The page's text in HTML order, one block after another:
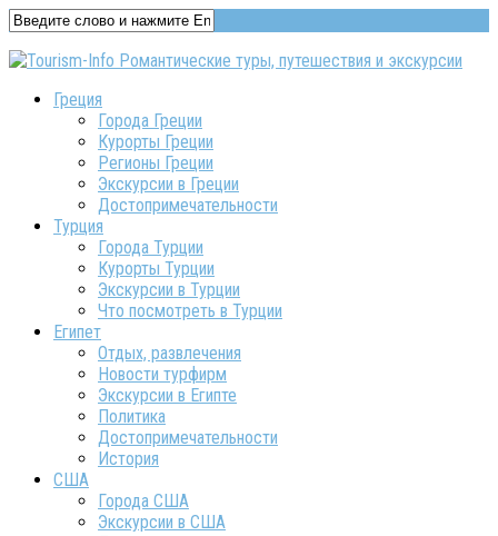
Греция
Города Греции
Курорты Греции
Регионы Греции
Экскурсии в Греции
Достопримечательности
Турция
Города Турции
Курорты Турции
Экскурсии в Турции
Что посмотреть в Турции
Египет
Отдых, развлечения
Новости турфирм
Экскурсии в Египте
Политика
Достопримечательности
История
США
Города США
Экскурсии в США